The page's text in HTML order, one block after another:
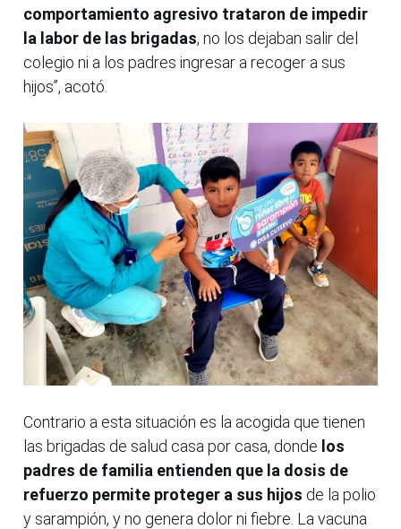
comportamiento agresivo trataron de impedir
la labor de las brigadas, no los dejaban salir del
colegio ni a los padres ingresar a recoger a sus
hijos”, acotó.
Contrario a esta situación es la acogida que tienen
las brigadas de salud casa por casa, donde los
padres de familia entienden que la dosis de
refuerzo permite proteger a sus hijos de la polio
y sarampión, y no genera dolor ni fiebre. La vacuna